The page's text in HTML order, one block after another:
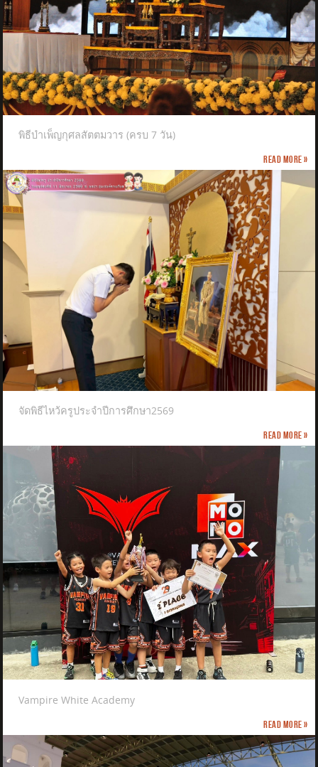
พิธีบำเพ็ญกุศลสัตตมวาร (ครบ 7 วัน)
Read more »
จัดพิธีไหว้ครูประจำปีการศึกษา2569
Read more »
Vampire White Academy
Read more »